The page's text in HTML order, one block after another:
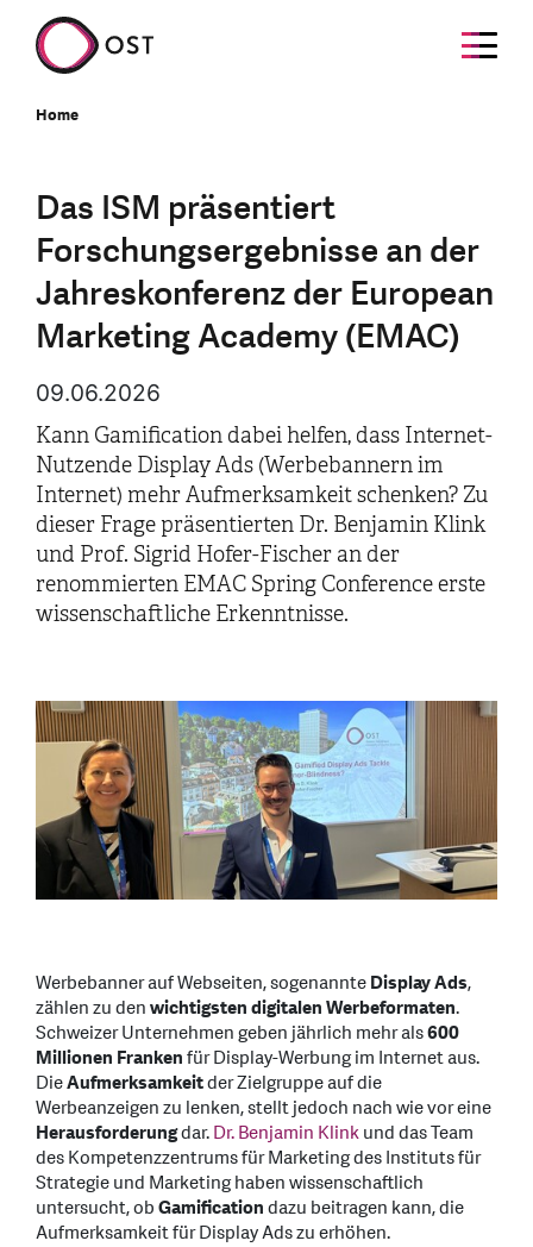
Home
Das ISM präsentiert
Forschungsergebnisse an der
Jahreskonferenz der European
Marketing Academy (EMAC)
09.06.2026
Kann Gamification dabei helfen, dass Internet-
Nutzende Display Ads (Werbebannern im
Internet) mehr Aufmerksamkeit schenken? Zu
dieser Frage präsentierten Dr. Benjamin Klink
und Prof. Sigrid Hofer-Fischer an der
renommierten EMAC Spring Conference erste
wissenschaftliche Erkenntnisse.
Werbebanner auf Webseiten, sogenannteDisplay Ads,
zählen zu denwichtigsten digitalen Werbeformaten.
Schweizer Unternehmen geben jährlich mehr als600
Millionen Frankenfür Display-Werbung im Internet aus.
DieAufmerksamkeitder Zielgruppe auf die
Werbeanzeigen zu lenken, stellt jedoch nach wie vor eine
Herausforderungdar.Dr. Benjamin Klinkund das Team
des Kompetenzzentrums für Marketing des Instituts für
Strategie und Marketing haben wissenschaftlich
untersucht, obGamificationdazu beitragen kann, die
Aufmerksamkeit für Display Ads zu erhöhen.